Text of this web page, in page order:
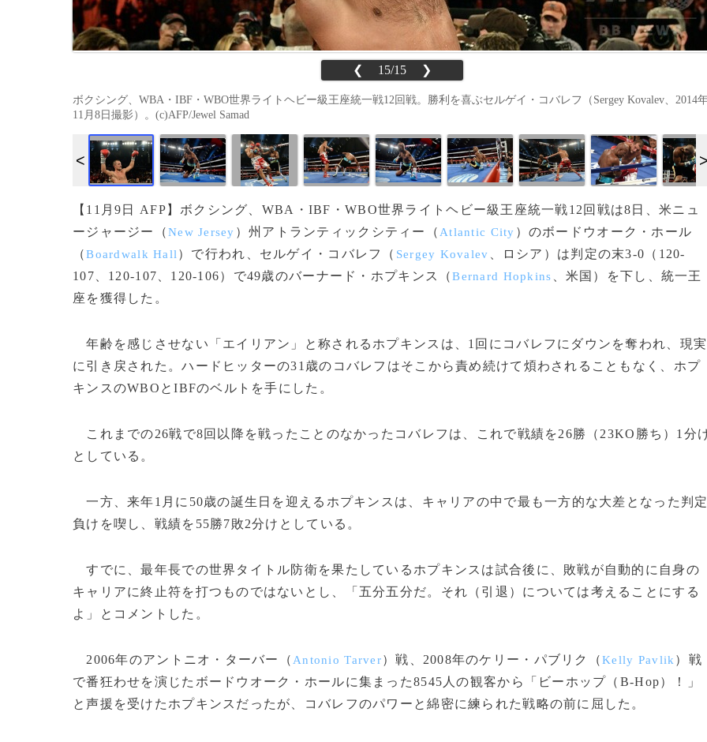
❮ 15/15 ❯
ボクシング、WBA・IBF・WBO世界ライトヘビー級王座統一戦12回戦。勝利を喜ぶセルゲイ・コバレフ（Sergey Kovalev、2014
11月8日撮影）。(c)AFP/Jewel Samad
【11月9日 AFP】ボクシング、WBA・IBF・WBO世界ライトヘビー級王座統一戦12回戦は8日、米ニュ
ージャージー（New Jersey ）州アトランティックシティー（ Atlantic City ）のボードウオーク・ホール
（Boardwalk Hall ）で行われ、セルゲイ・コバレフ（ Sergey Kovalev
、ロシア）は判定の末3-0（120-
107、120-107、120-106）で49歳のバーナード・ホプキンス（Bernard Hopkins
、米国）を下し、統一王
座を獲得した。
年齢を感じさせない「エイリアン」と称されるホプキンスは、1回にコバレフにダウンを奪われ、現実
に引き戻された。ハードヒッターの31歳のコバレフはそこから責め続けて煩わされることもなく、ホプ
キンスのWBOとIBFのベルトを手にした。
これまでの26戦で8回以降を戦ったことのなかったコバレフは、これで戦績を26勝（23KO勝ち）1分
としている。
一方、来年1月に50歳の誕生日を迎えるホプキンスは、キャリアの中で最も一方的な大差となった判
負けを喫し、戦績を55勝7敗2分けとしている。
すでに、最年長での世界タイトル防衛を果たしているホプキンスは試合後に、敗戦が自動的に自身の
キャリアに終止符を打つものではないとし、「五分五分だ。それ（引退）については考えることにする
よ」とコメントした。
2006年のアントニオ・ターバー（ Antonio Tarver）戦、2008年のケリー・パブリク（Kelly Pavlik ）戦
で番狂わせを演じたボードウオーク・ホールに集まった8545人の観客から「ビーホップ（B-Hop）！」
と声援を受けたホプキンスだったが、コバレフのパワーと綿密に練られた戦略の前に屈した。